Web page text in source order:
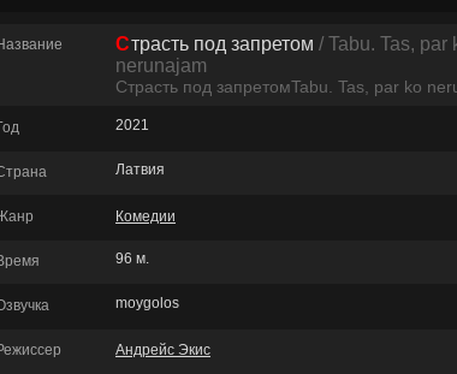
Страсть под запретом / Tabu. Tas, par
nerunajam
Страсть под запретомTabu. Tas, par ko
2021
Латвия
Комедии
96 м.
moygolos
Андрейс Экис